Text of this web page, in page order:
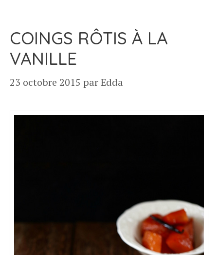
COINGS RÔTIS À LA
VANILLE
23 octobre 2015 parEdda